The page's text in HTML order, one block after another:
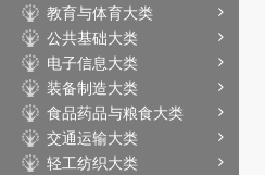
教育与体育大类
公共基础大类
电子信息大类
装备制造大类
食品药品与粮食大类
交通运输大类
轻工纺织大类